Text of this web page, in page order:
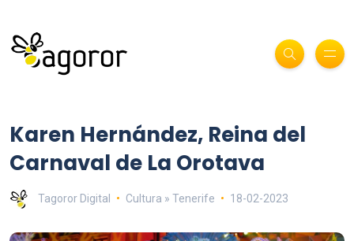
Karen Hernández, Reina del
Carnaval de La Orotava
Tagoror Digital Cultura » Tenerife 18-02-2023